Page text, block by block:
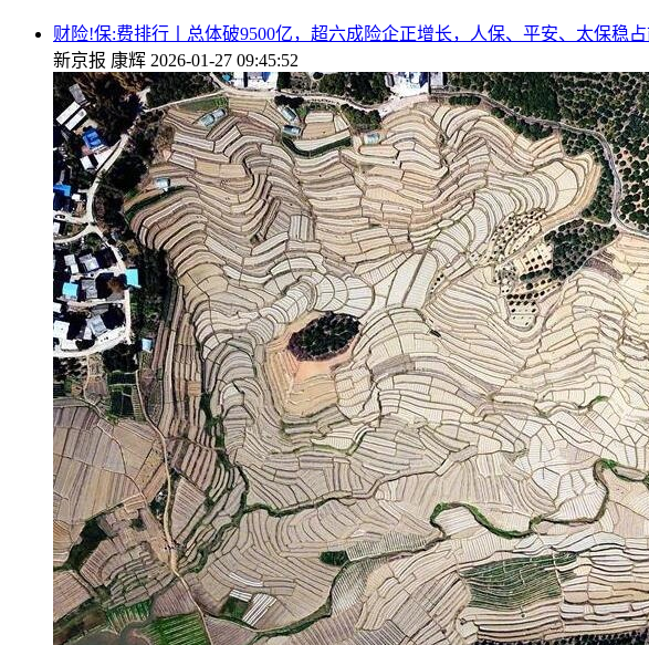
财险!保:费排行丨总体破9500亿，超六成险企正增长，人保、平安、太保稳
新京报 康辉 2026-01-27 09:45:52